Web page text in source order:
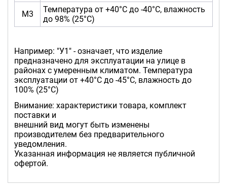
М3
Температура от +40°С до -40°С, влажность
до 98% (25°С)
Например: "У1" - означает, что изделие
предназначено для эксплуатации на улице в
районах с умеренным климатом. Температура
эксплуатации от +40°С до -45°С, влажность до
100% (25°С)
Внимание: характеристики товара, комплект
поставки и
внешний вид могут быть изменены
производителем без предварительного
уведомления.
Указанная информация не является публичной
офертой.